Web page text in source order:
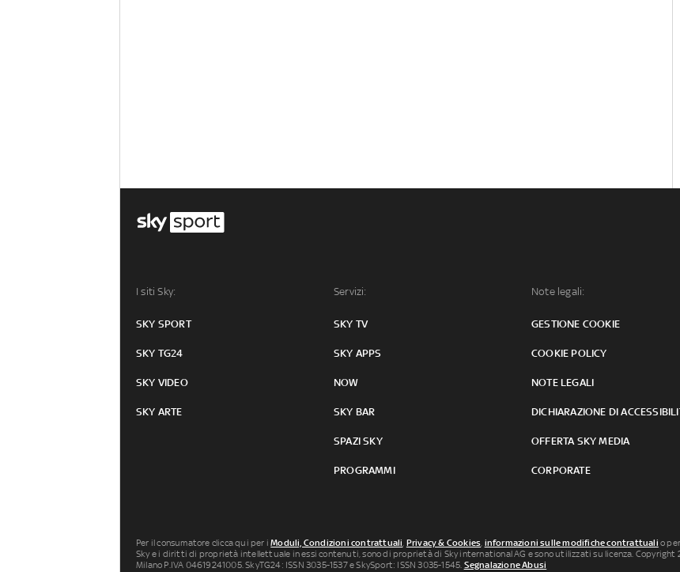
I siti Sky:
SKY SPORT
SKY TG24
SKY VIDEO
SKY ARTE
Servizi:
SKY TV
SKY APPS
NOW
SKY BAR
SPAZI SKY
PROGRAMMI
Note legali:
GESTIONE COOKIE
COOKIE POLICY
NOTE LEGALI
DICHIARAZIONE DI
OFFERTA SKY MEDIA
CORPORATE
Per il consumatore clicca qui per iModuli, Condizioni contrattuali, Privacy & Cookies, informazioni sulle modifiche contrattuali o
Sky e i diritti di proprietà intellettuale in essi contenuti, sono di proprietà di Sky international AG e sono utilizzati su licenza. Copyright
Milano P.IVA 04619241005. SkyTG24: ISSN 3035-1537 e SkySport: ISSN 3035-1545. Segnalazione Abusi